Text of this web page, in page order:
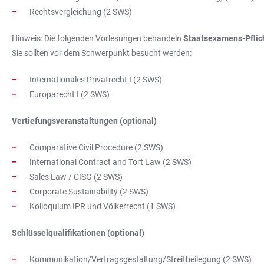
Rechtsvergleichung (2 SWS)
Hinweis: Die folgenden Vorlesungen behandeln Staatsexamens-
Sie sollten vor dem Schwerpunkt besucht werden:
Internationales Privatrecht I (2 SWS)
Europarecht I (2 SWS)
Vertiefungsveranstaltungen (optional)
Comparative Civil Procedure (2 SWS)
International Contract and Tort Law (2 SWS)
Sales Law / CISG (2 SWS)
Corporate Sustainability (2 SWS)
Kolloquium IPR und Völkerrecht (1 SWS)
Schlüsselqualifikationen (optional)
Kommunikation/Vertragsgestaltung/Streitbeilegung (2 SWS)